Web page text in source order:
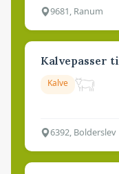
9681, Ranum
Kalvepasser
Kalve
6392, Bolderslev